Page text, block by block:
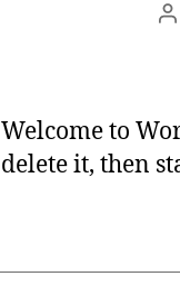
Welcome to
delete it, then